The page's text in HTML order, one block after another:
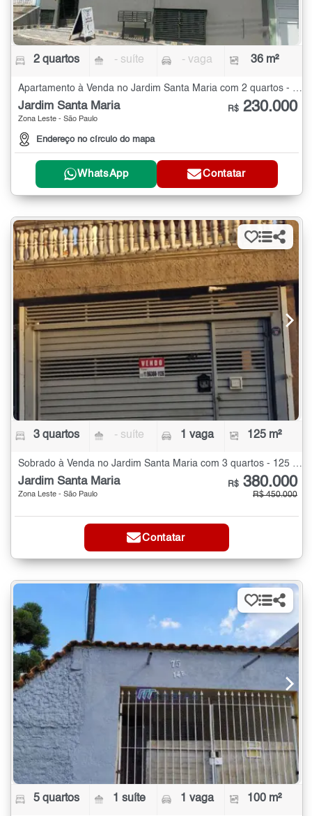
2 quartos - suíte - vaga 36 m²
Jardim Santa Maria
Zona Leste - São Paulo
Endereço no círculo do mapa
R$ 230.000
WhatsApp Contatar
3 quartos - suíte 1 vaga 125 m²
Sobrado à Venda no Jardim Santa Maria com 3 quartos - 125 m²
Jardim Santa Maria
Zona Leste - São Paulo
R$ 380.000
R$ 450.000
Contatar
5 quartos 1 suíte 1 vaga 100 m²